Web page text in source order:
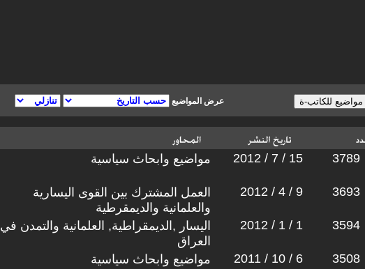
عرض المواضيع
مواضيع وابحاث سياسية 2012 / 7 / 15 3789
العمل المشترك بين القوى اليسارية
والعلمانية والديمقرطية
2012 / 4 / 9 3693
اليسار ,الديمقراطية, العلمانية والتمدن في
العراق
2012 / 1 / 1 3594
مواضيع وابحاث سياسية 2011 / 10 / 6 3508